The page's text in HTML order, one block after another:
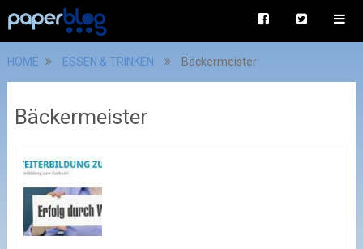
HOME ESSEN & TRINKEN Bäckermeister
Bäckermeister